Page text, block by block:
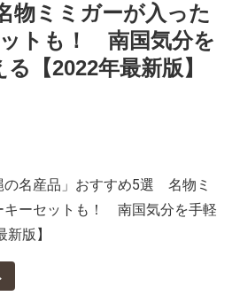
ミミガーが入った
トも！ 南国気分を
【2022年最新版】
の名産品」おすすめ5選 名物ミ
キーセットも！ 南国気分を手軽
版】